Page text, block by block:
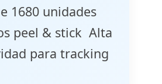
1680 unidades 
peel & stick  Alta
para tracking